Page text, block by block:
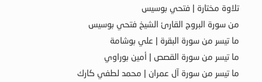
تلاوة مختارة | فتحي بوسيس
من سورة البروج القارئ الشيخ فتحي بوسيس
ما تيسر من سورة البقرة | علي بوشامة
ما تيسر من سورة القصص | أمين بوراوي
ما تيسر من سورة آل عمران | محمد لطفي كارك